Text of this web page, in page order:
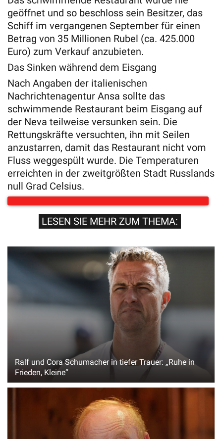
geöffnet und so beschloss sein Besitzer, das
Schiff im vergangenen September für einen
Betrag von 35 Millionen Rubel (ca. 425.000
Euro) zum Verkauf anzubieten.
Das Sinken während dem Eisgang
Nach Angaben der italienischen
Nachrichtenagentur Ansa sollte das
schwimmende Restaurant beim Eisgang auf
der Neva teilweise versunken sein. Die
Rettungskräfte versuchten, ihn mit Seilen
anzustarren, damit das Restaurant nicht vom
Fluss weggespült wurde. Die Temperaturen
erreichten in der zweitgrößten Stadt Russlands
null Grad Celsius.
LESEN SIE MEHR ZUM THEMA:
Ralf und Cora Schumacher in tiefer Trauer: „Ruhe in
Frieden, Kleine“